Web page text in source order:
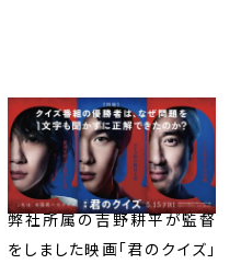
弊社所属の吉野耕平が監督
をしました映画「君のクイズ」